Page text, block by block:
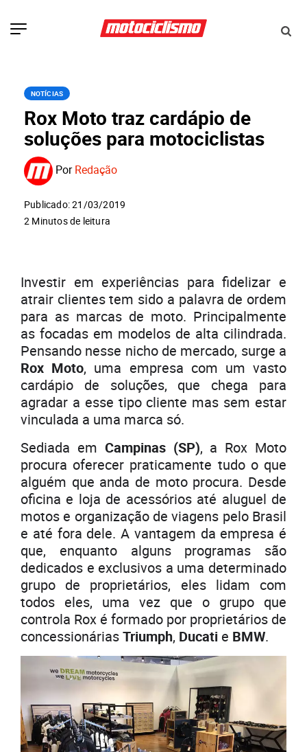
NOTÍCIAS
Rox Moto traz cardápio de
soluções para motociclistas
PorRedação
Publicado: 21/03/2019
2 Minutos de leitura
Investir em experiências para fidelizar e
atrair clientes tem sido a palavra de ordem
para as marcas de moto. Principalmente
as focadas em modelos de alta cilindrada.
Pensando nesse nicho de mercado, surge a
Rox Moto, uma empresa com um vasto
cardápio de soluções, que chega para
agradar a esse tipo cliente mas sem estar
vinculada a uma marca só.
Sediada em Campinas (SP), a Rox Moto
procura oferecer praticamente tudo o que
alguém que anda de moto procura. Desde
oficina e loja de acessórios até aluguel de
motos e organização de viagens pelo Brasil
e até fora dele. A vantagem da empresa é
que, enquanto alguns programas são
dedicados e exclusivos a uma determinado
grupo de proprietários, eles lidam com
todos eles, uma vez que o grupo que
controla Rox é formado por proprietários de
concessionáriasTriumph, Ducati e BMW.